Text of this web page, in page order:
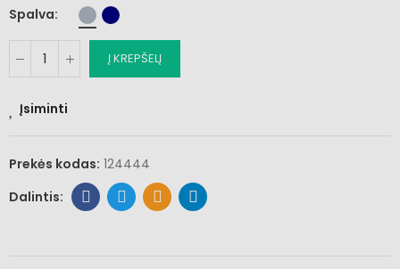
Spalva
Į KREPŠELĮ
Įsiminti
Prekės kodas: 124444